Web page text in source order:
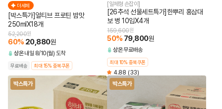
더세페
[박스특가]얼티브 프로틴 밤맛
250mlX18개
52,200원
60% 20,880원
상온 내일 8/10(월) 도착
무료배송 최대 15% 중복쿠폰
[일체형 손잡이]
[26추석 선물세트특가]한뿌리 홍삼대
보 병 10입X4개
159,600원
50% 79,800원
상온무료배송
최대 10% 중복쿠폰
4.88 (33)
박스특가
박스특가